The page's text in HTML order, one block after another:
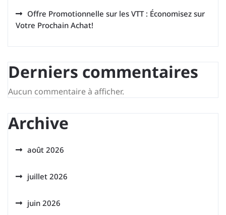
Offre Promotionnelle sur les VTT : Économisez sur
Votre Prochain Achat!
Derniers commentaires
Aucun commentaire à afficher.
Archive
août 2026
juillet 2026
juin 2026